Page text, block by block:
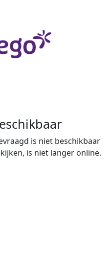
is niet beschikbaar
is niet langer online.